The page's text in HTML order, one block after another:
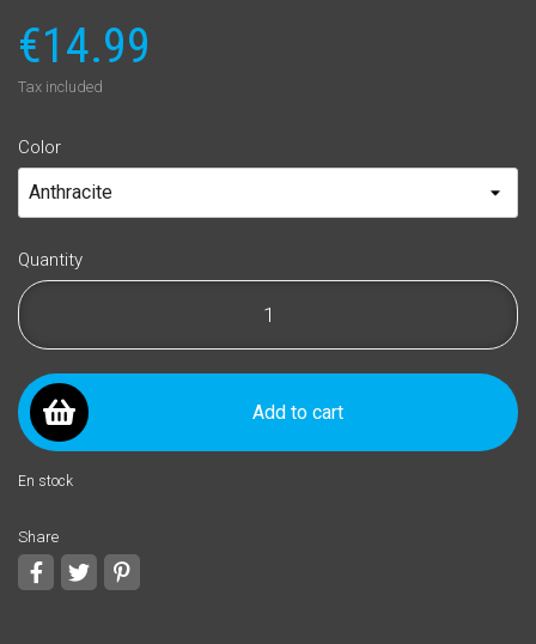
€14.99
Tax included
Color
Quantity
Add to cart
En stock
Share